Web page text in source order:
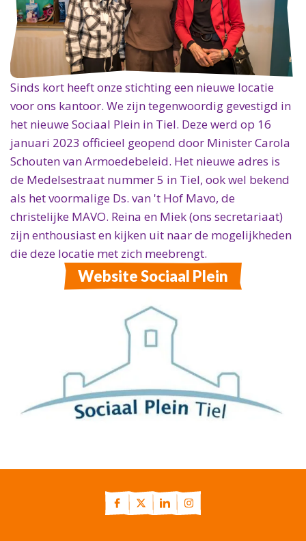
Sinds kort heeft onze stichting een nieuwe locatie
voor ons kantoor. We zijn tegenwoordig gevestigd in
het nieuwe Sociaal Plein in Tiel. Deze werd op 16
januari 2023 officieel geopend door Minister Carola
Schouten van Armoedebeleid. Het nieuwe adres is
de Medelsestraat nummer 5 in Tiel, ook wel bekend
als het voormalige Ds. van 't Hof Mavo, de
christelijke MAVO. Reina en Miek (ons secretariaat)
zijn enthousiast en kijken uit naar de mogelijkheden
die deze locatie met zich meebrengt.
Website Sociaal Plein